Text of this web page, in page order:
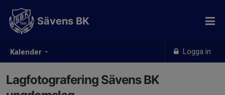
Kalender Logga in
Sävens BK
Lagfotografering Sävens BK